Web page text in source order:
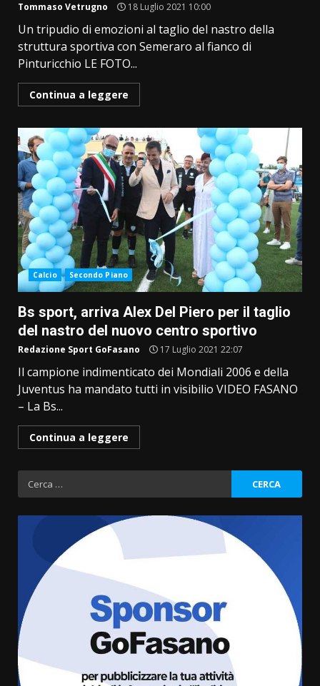
Tommaso Vetrugno 18 Luglio 2021 10:00
Un tripudio di emozioni al taglio del nastro della
struttura sportiva con Semeraro al fianco di
Pinturicchio LE FOTO...
Continua a leggere
Calcio Secondo Piano
Bs sport, arriva Alex Del Piero per il taglio
del nastro del nuovo centro sportivo
Redazione Sport GoFasano 17 Luglio 2021 22:07
Il campione indimenticato dei Mondiali 2006 e della
Juventus ha mandato tutti in visibilio VIDEO FASANO
– La Bs...
Continua a leggere
Ricerca
per:
Politiche Giovanili e Mobilità
Sostenibile: premiati gli studenti
universitari del bando “La strada
giusta”